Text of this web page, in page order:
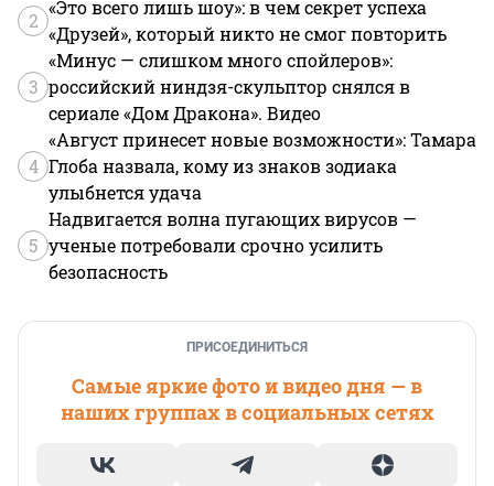
2
«Это всего лишь шоу»: в чем секрет успеха
«Друзей», который никто не смог повторить
3
«Минус — слишком много спойлеров»:
российский ниндзя-скульптор снялся в
сериале «Дом Дракона». Видео
4
«Август принесет новые возможности»: Тамара
Глоба назвала, кому из знаков зодиака
улыбнется удача
5
Надвигается волна пугающих вирусов —
ученые потребовали срочно усилить
безопасность
ПРИСОЕДИНИТЬСЯ
Самые яркие фото и видео дня — в
наших группах в социальных сетях